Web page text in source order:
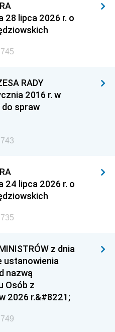
28 lipca 2026 r. o
RADY
2016 r. w
spraw
24 lipca 2026 r. o
z dnia
ustanowienia
nazwą
Osób z
2026 r.&#8221;